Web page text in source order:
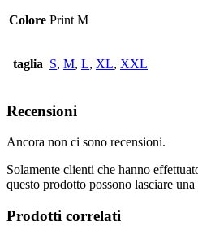
Colore Print M
taglia S, M, L, XL, XXL
Recensioni
Ancora non ci sono recensioni.
Solamente clienti che hanno
questo prodotto possono lasciare una
Prodotti correlati